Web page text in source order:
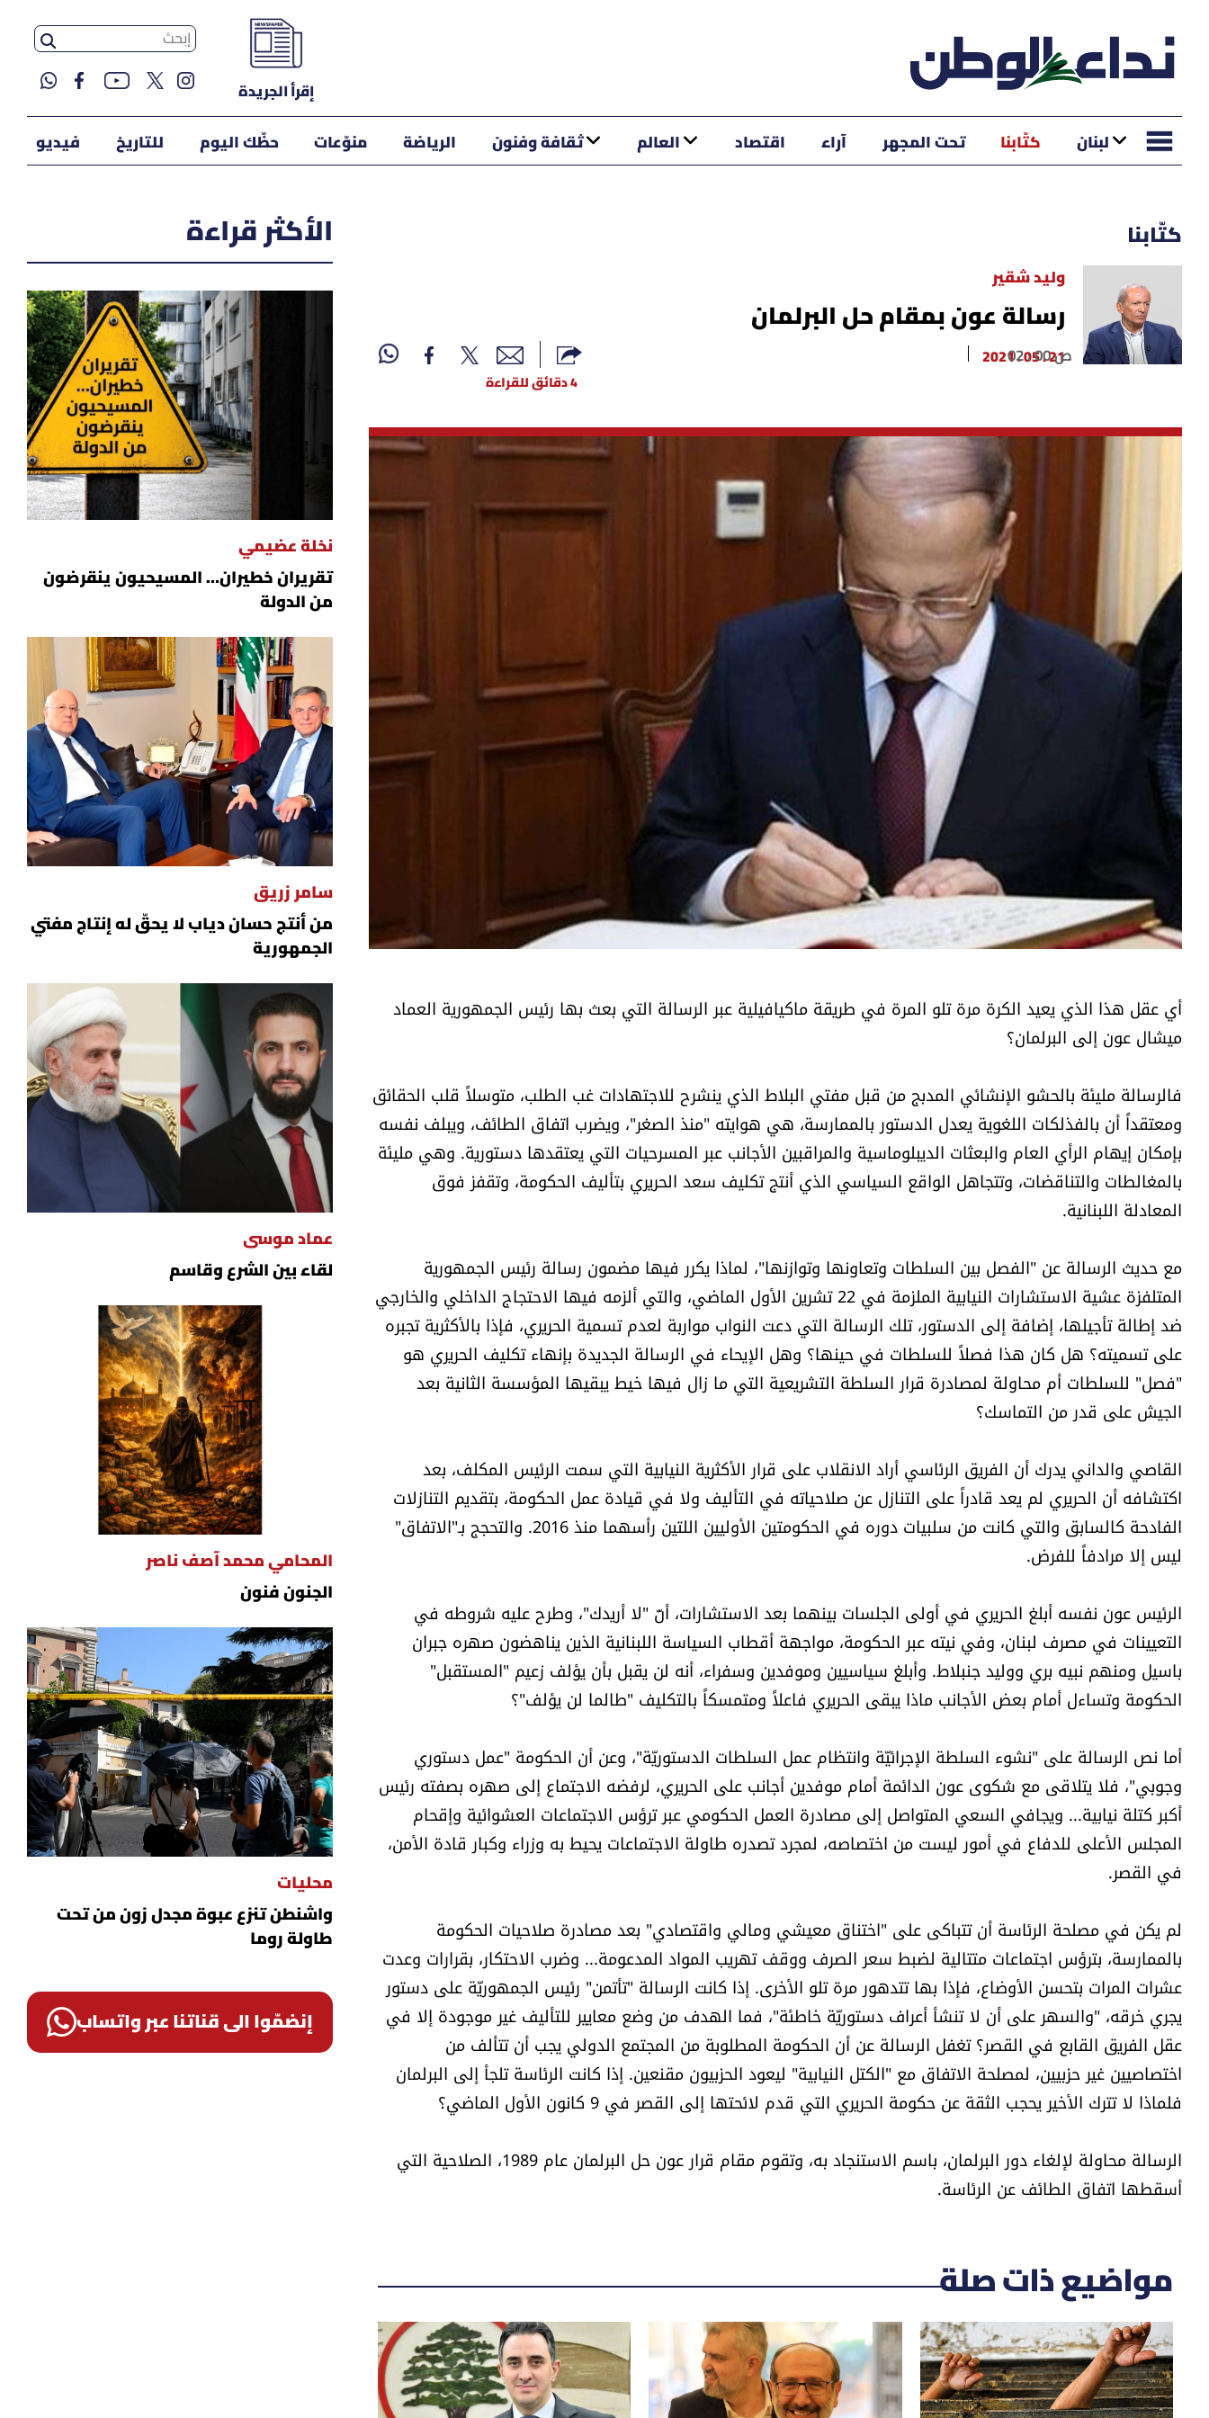
إقرأ الجريدة
لبنان كتّابنا تحت المجهر آراء اقتصاد العالم ثقافة وفنون الرياضة منوّعات حظّك اليوم للتاريخ فيديو
كتّابنا
وليد شقير
رسالة عون بمقام حل البرلمان
21 . 05 . 2021
02 : 00 ص
4 دقائق للقراءة
أي عقل هذا الذي يعيد الكرة مرة تلو المرة في طريقة ماكيافيلية عبر الرسالة التي بعث بها رئيس الجمهورية العماد
ميشال عون إلى البرلمان؟
فالرسالة مليئة بالحشو الإنشائي المدبج من قبل مفتي البلاط الذي ينشرح للاجتهادات غب الطلب، متوسلاً قلب الحقائق
ومعتقداً أن بالفذلكات اللغوية يعدل الدستور بالممارسة، هي هوايته "منذ الصغر"، ويضرب اتفاق الطائف، ويبلف نفسه
بإمكان إيهام الرأي العام والبعثات الديبلوماسية والمراقبين الأجانب عبر المسرحيات التي يعتقدها دستورية. وهي مليئة
بالمغالطات والتناقضات، وتتجاهل الواقع السياسي الذي أنتج تكليف سعد الحريري بتأليف الحكومة، وتقفز فوق
المعادلة اللبنانية.
مع حديث الرسالة عن "الفصل بين السلطات وتعاونها وتوازنها"، لماذا يكرر فيها مضمون رسالة رئيس الجمهورية
المتلفزة عشية الاستشارات النيابية الملزمة في 22 تشرين الأول الماضي، والتي ألزمه فيها الاحتجاج الداخلي والخارجي
ضد إطالة تأجيلها، إضافة إلى الدستور، تلك الرسالة التي دعت النواب مواربة لعدم تسمية الحريري، فإذا بالأكثرية تجبره
على تسميته؟ هل كان هذا فصلاً للسلطات في حينها؟ وهل الإيحاء في الرسالة الجديدة بإنهاء تكليف الحريري هو
"فصل" للسلطات أم محاولة لمصادرة قرار السلطة التشريعية التي ما زال فيها خيط يبقيها المؤسسة الثانية بعد
الجيش على قدر من التماسك؟
القاصي والداني يدرك أن الفريق الرئاسي أراد الانقلاب على قرار الأكثرية النيابية التي سمت الرئيس المكلف، بعد
اكتشافه أن الحريري لم يعد قادراً على التنازل عن صلاحياته في التأليف ولا في قيادة عمل الحكومة، بتقديم التنازلات
الفادحة كالسابق والتي كانت من سلبيات دوره في الحكومتين الأوليين اللتين رأسهما منذ 2016. والتحجج بـ"الاتفاق"
ليس إلا مرادفاً للفرض.
الرئيس عون نفسه أبلغ الحريري في أولى الجلسات بينهما بعد الاستشارات، أنّ "لا أريدك"، وطرح عليه شروطه في
التعيينات في مصرف لبنان، وفي نيته عبر الحكومة، مواجهة أقطاب السياسة اللبنانية الذين يناهضون صهره جبران
باسيل ومنهم نبيه بري ووليد جنبلاط. وأبلغ سياسيين وموفدين وسفراء، أنه لن يقبل بأن يؤلف زعيم "المستقبل"
الحكومة وتساءل أمام بعض الأجانب ماذا يبقى الحريري فاعلاً ومتمسكاً بالتكليف "طالما لن يؤلف"؟
أما نص الرسالة على "نشوء السلطة الإجرائيّة وانتظام عمل السلطات الدستوريّة"، وعن أن الحكومة "عمل دستوري
وجوبي"، فلا يتلاقى مع شكوى عون الدائمة أمام موفدين أجانب على الحريري، لرفضه الاجتماع إلى صهره بصفته رئيس
أكبر كتلة نيابية... ويجافي السعي المتواصل إلى مصادرة العمل الحكومي عبر ترؤس الاجتماعات العشوائية وإقحام
المجلس الأعلى للدفاع في أمور ليست من اختصاصه، لمجرد تصدره طاولة الاجتماعات يحيط به وزراء وكبار قادة الأمن،
في القصر.
لم يكن في مصلحة الرئاسة أن تتباكى على "اختناق معيشي ومالي واقتصادي" بعد مصادرة صلاحيات الحكومة
بالممارسة، بترؤس اجتماعات متتالية لضبط سعر الصرف ووقف تهريب المواد المدعومة... وضرب الاحتكار، بقرارات وعدت
عشرات المرات بتحسن الأوضاع، فإذا بها تتدهور مرة تلو الأخرى. إذا كانت الرسالة "تأتمن" رئيس الجمهوريّة على دستور
يجري خرقه، "والسهر على أن لا تنشأ أعراف دستوريّة خاطئة"، فما الهدف من وضع معايير للتأليف غير موجودة إلا في
عقل الفريق القابع في القصر؟ تغفل الرسالة عن أن الحكومة المطلوبة من المجتمع الدولي يجب أن تتألف من
اختصاصيين غير حزبيين، لمصلحة الاتفاق مع "الكتل النيابية" ليعود الحزبيون مقنعين. إذا كانت الرئاسة تلجأ إلى البرلمان
فلماذا لا تترك الأخير يحجب الثقة عن حكومة الحريري التي قدم لائحتها إلى القصر في 9 كانون الأول الماضي؟
الرسالة محاولة لإلغاء دور البرلمان، باسم الاستنجاد به، وتقوم مقام قرار عون حل البرلمان عام 1989، الصلاحية التي
أسقطها اتفاق الطائف عن الرئاسة.
مواضيع ذات صلة
الأكثر قراءة
نخلة عضيمي
تقريران خطيران… المسيحيون ينقرضون
من الدولة
سامر زريق
من أنتج حسان دياب لا يحقّ له إنتاج مفتي
الجمهورية
عماد موسى
لقاء بين الشرع وقاسم
المحامي محمد آصف ناصر
الجنون فنون
محليات
واشنطن تنزع عبوة مجدل زون من تحت
طاولة روما
إنضمّوا الى قناتنا عبر واتساب